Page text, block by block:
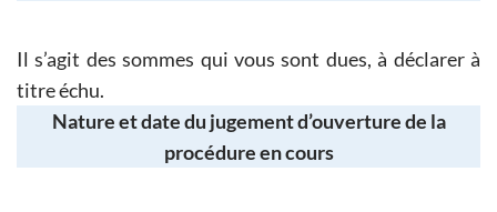
Nature et date du jugement d’ouverture de la
procédure en cours
Il s’agit des sommes qui vous sont dues, à déclarer à
titre échu.